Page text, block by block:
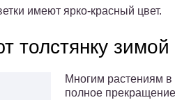
имеют ярко-красный цвет.
толстянку зимой
Многим растениям в
полное